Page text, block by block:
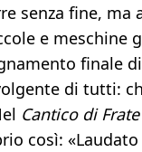
senza fine, ma
e meschine
finale
di tutti:
Cantico di
così: «Laudato